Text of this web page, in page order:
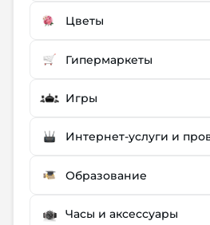
Цветы
Гипермаркеты
Игры
Интернет-услуги и
Образование
Часы и аксессуары